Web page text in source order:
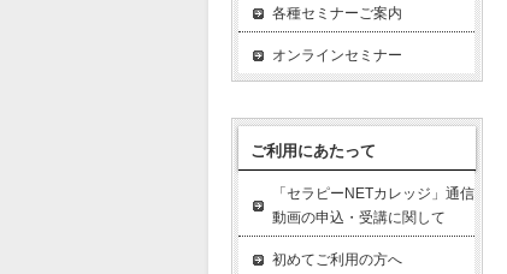
各種セミナーご案内
オンラインセミナー
ご利用にあたって
「セラピーNETカレッジ」通信
動画の申込・受講に関して
初めてご利用の方へ